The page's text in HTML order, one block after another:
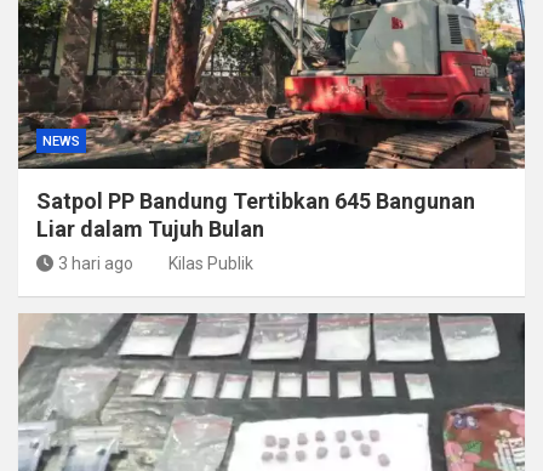
NEWS
Satpol PP Bandung Tertibkan 645 Bangunan
Liar dalam Tujuh Bulan
3 hari ago Kilas Publik